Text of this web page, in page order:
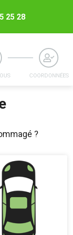
25 28
COORDONNÉES
?